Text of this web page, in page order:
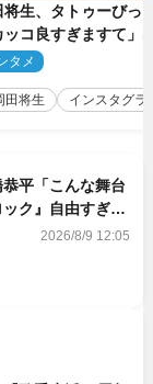
将生、タトゥーび
ッコ良すぎますて」
フショ多数公開
タメ
田将生 インスタグラ
平「こんな舞台
ク』自由すぎる
2026/8/9 12:05